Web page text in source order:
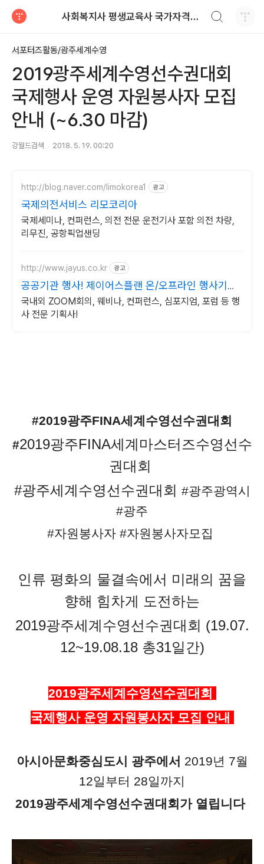
사회복지사 평생교육사 국가자격증 레포트 자료
서포터즈활동/광주세계수영
2019광주세계수영선수권대회
국제행사 운영 자원봉사자 모집
안내 (~6.30 마감)
강월드검색 2018. 5. 19. 00:20
http://blog.naver.com/limokorea1 광고
국제의전서비스 리모코리아
국제세미나, 컨퍼런스, 의전 전문 운전기사 포함 의전 차량,
리무진, 공항픽업샌딩
http://www.jayus.co.kr 광고
공공기관 행사! 제이어스플랜 온/오프라인 행사기획
대행!
국내외 ZOOM회의, 웨비나, 컨퍼런스, 심포지엄, 포럼 등 행
사 전문 기획사!
#2019광주FINA세계수영선수권대회
#2019광주FINA세계마스터즈수영선수
권대회
#광주세계수영선수권대회 #광주광역시
#광주
#자원봉사자 #자원봉사자모집
인류 평화의 물결속에서 미래의 꿈을
향해 힘차게 도전하는
2019광주세계수영선수권대회 (19.07.
12~19.08.18 총31일간)
2019광주세계수영선수권대회
국제행사 운영 자원봉사자 모집 안내
아시아문화중심도시 광주에서 2019년 7월
12일부터 28일까지
2019광주세계수영선수권대회가 열립니다